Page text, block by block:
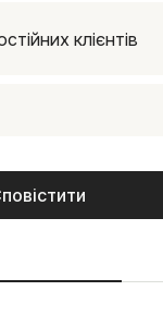
клієнтів